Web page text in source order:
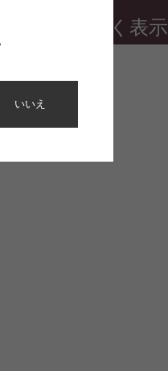
いいえ
引法に基づく表示